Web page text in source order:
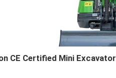
CE Certified Mini Excavator